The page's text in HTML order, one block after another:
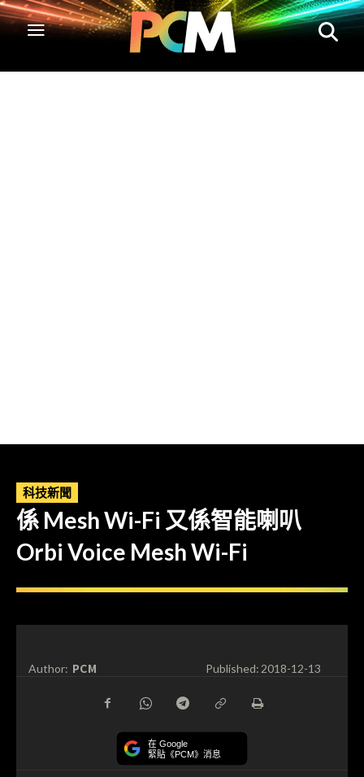
科技新聞
係 Mesh Wi-Fi 又係智能喇叭
Orbi Voice Mesh Wi-Fi
Author: PCM Published:2018-12-13
在 Google
緊貼《PCM》消息